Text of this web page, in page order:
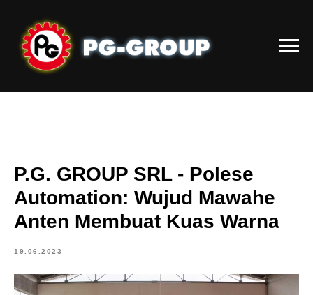
P.G. GROUP SRL - Polese
Automation: Wujud Mawahe
Anten Membuat Kuas Warna
19.06.2023